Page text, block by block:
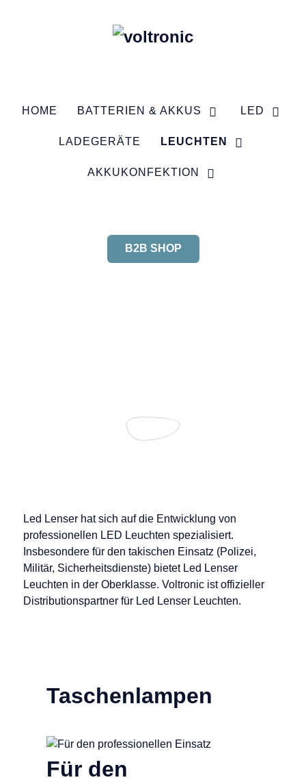
HOME BATTERIEN & AKKUS LED
LADEGERÄTE LEUCHTEN
AKKUKONFEKTION
B2B SHOP
Led Lenser hat sich auf die Entwicklung von
professionellen LED Leuchten spezialisiert.
Insbesondere für den takischen Einsatz (Polizei,
Militär, Sicherheitsdienste) bietet Led Lenser
Leuchten in der Oberklasse. Voltronic ist offizieller
Distributionspartner für Led Lenser Leuchten.
Taschenlampen
Für den